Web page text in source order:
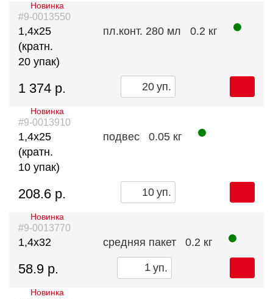
#9-0013550
Новинка
1,4х25
(кратн.
20 упак)
пл.конт. 280 мл 0.2 кг
1 374 р. уп.
#9-0013910
Новинка
1,4х25
(кратн.
10 упак)
подвес 0.05 кг
208.6 р. уп.
#9-0013770
Новинка
1,4х32 средняя пакет 0.2 кг
58.9 р. уп.
Новинка